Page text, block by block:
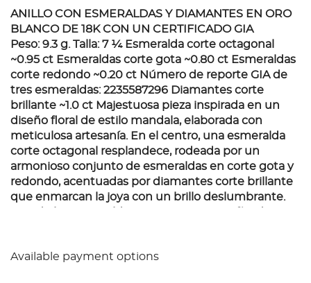
ANILLO CON ESMERALDAS Y DIAMANTES EN ORO
BLANCO DE 18K CON UN CERTIFICADO GIA
Peso: 9.3 g. Talla: 7 ¼ Esmeralda corte octagonal
~0.95 ct Esmeraldas corte gota ~0.80 ct Esmeraldas
corte redondo ~0.20 ct Número de reporte GIA de
tres esmeraldas: 2235587296 Diamantes corte
brillante ~1.0 ct Majestuosa pieza inspirada en un
diseño floral de estilo mandala, elaborada con
meticulosa artesanía. En el centro, una esmeralda
corte octagonal resplandece, rodeada por un
armonioso conjunto de esmeraldas en corte gota y
redondo, acentuadas por diamantes corte brillante
que enmarcan la joya con un brillo deslumbrante.
Available payment options